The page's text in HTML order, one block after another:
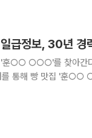
를 찾아간다. 30일 방송
를 통해 빵 맛집 '훈